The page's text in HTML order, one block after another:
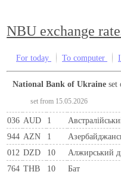
NBU exchange
For today To computer
National Bank of Ukraine set
set from 15.05.2026
036 AUD 1
944 AZN 1
012 DZD 10 Алжирський
764 THB 10 Бат